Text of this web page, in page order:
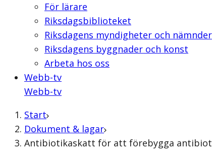
För lärare
Riksdagsbiblioteket
Riksdagens myndigheter och nämnder
Riksdagens byggnader och konst
Arbeta hos oss
Webb-tv
Webb-tv
Start
Dokument & lagar
Antibiotikaskatt för att förebygga